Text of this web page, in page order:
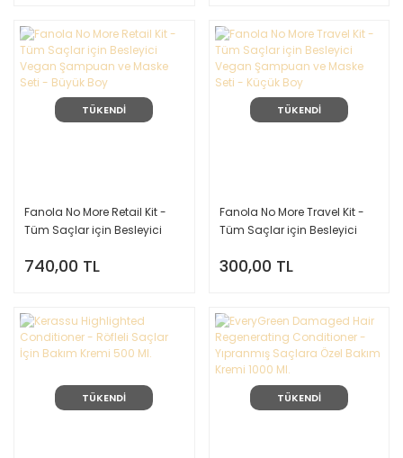
TÜKENDİ
Fanola No More Retail Kit -
Tüm Saçlar için Besleyici
Seti - Büyük Boy
740,00 TL
TÜKENDİ
Fanola No More Travel Kit -
Tüm Saçlar için Besleyici
Seti - Küçük Boy
300,00 TL
TÜKENDİ TÜKENDİ